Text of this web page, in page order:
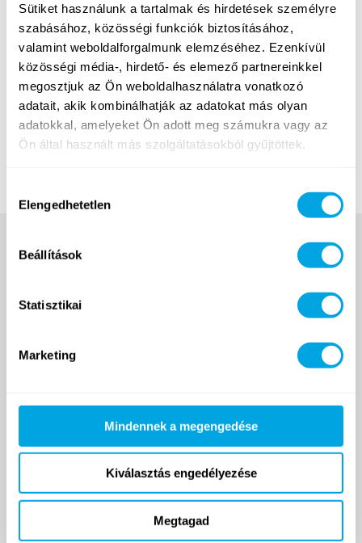
Sütiket használunk a tartalmak és hirdetések személyre
szabásához, közösségi funkciók biztosításához,
valamint weboldalforgalmunk elemzéséhez. Ezenkívül
közösségi média-, hirdető- és elemező partnereinkkel
megosztjuk az Ön weboldalhasználatra vonatkozó
adatait, akik kombinálhatják az adatokat más olyan
adatokkal, amelyeket Ön adott meg számukra vagy az
Ön által használt más szolgáltatásokból gyűjtöttek.
kiválasztása
Elengedhetetlen
Beállítások
Statisztikai
Marketing
Mindennek a megengedése
Kiválasztás engedélyezése
Megtagad
Jelentkezési lap:
Ha nem látod a lenti jelentkezési lapot,kattints ide!
click here to get yours
Tanfolyamok
Árak